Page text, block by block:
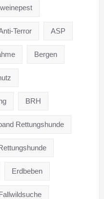
Terror ASP
Bergen
BRH
Rettungshunde
Erdbeben